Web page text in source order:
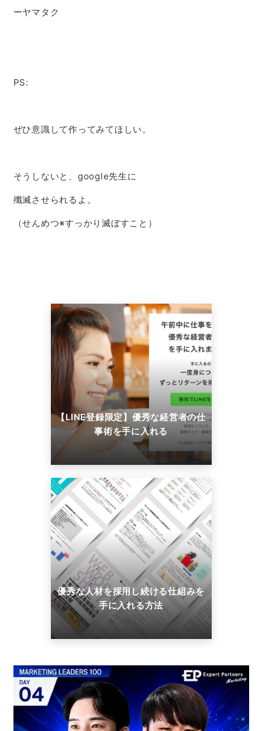
ーヤマタク
PS:
ぜひ意識して作ってみてほしい。
そうしないと、google先生に
殲滅させられるよ。
（せんめつ※すっかり滅ぼすこと）
【LINE登録限定】優秀な経営者の仕
事術を手に入れる
優秀な人材を採用し続ける仕組みを
手に入れる方法